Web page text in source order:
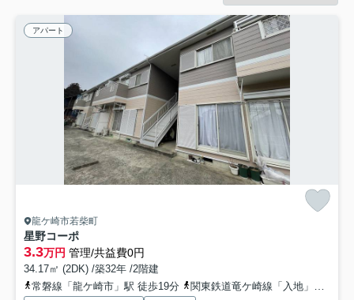
アパート
龍ケ崎市若柴町
星野コーポ
3.3万円 管理/共益費0円
34.17㎡ (2DK) /築32年 /2階建
常磐線「龍ケ崎市」駅 徒歩19分
関東鉄道竜ケ崎線「入地」駅 徒歩32分